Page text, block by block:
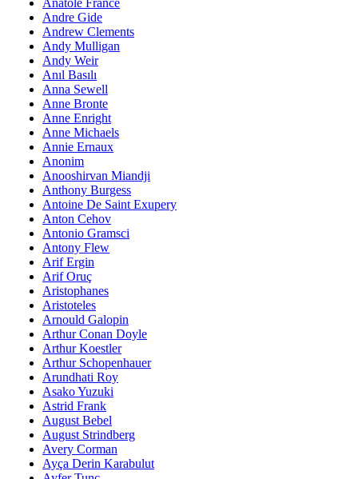
Anatole France
Andre Gide
Andrew Clements
Andy Mulligan
Andy Weir
Anıl Basılı
Anna Sewell
Anne Bronte
Anne Enright
Anne Michaels
Annie Ernaux
Anonim
Anooshirvan Miandji
Anthony Burgess
Antoine De Saint Exupery
Anton Cehov
Antonio Gramsci
Antony Flew
Arif Ergin
Arif Oruç
Aristophanes
Aristoteles
Arnould Galopin
Arthur Conan Doyle
Arthur Koestler
Arthur Schopenhauer
Arundhati Roy
Asako Yuzuki
Astrid Frank
August Bebel
August Strindberg
Avery Corman
Ayça Derin Karabulut